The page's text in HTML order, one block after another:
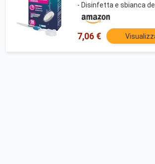
- Disinfetta e sbianca
paradenti, apparecchi
dispositivi per l'apnea
7,06 €